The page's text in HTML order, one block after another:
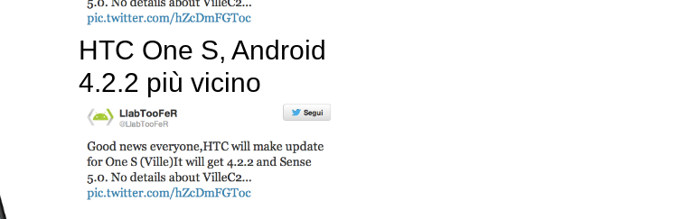
HTC One S, Android
4.2.2 più vicino